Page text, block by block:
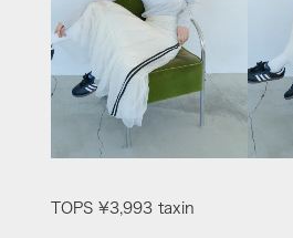
TOPS ¥3,993 taxin